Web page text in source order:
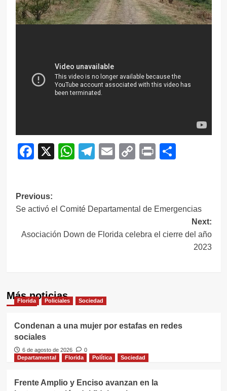
Facebook
X WhatsApp
Telegram
EmailCopy
Print
Navegación
de
entradas
Previous:
Se activó el Comité Departamental de Emergencias
Next:
Asociación Down de Florida celebra el cierre del año
2023
Más noticias
Florida Policiales Sociedad
Condenan a una mujer por estafas en redes
sociales
6 de agosto de 2026
0
Departamental
Florida Política Sociedad
Frente Amplio y Enciso avanzan en la